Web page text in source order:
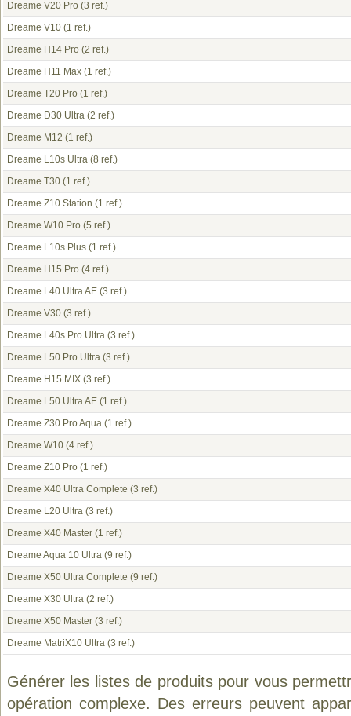
Dreame V20 Pro (3 ref.)
Dreame V10 (1 ref.)
Dreame H14 Pro (2 ref.)
Dreame H11 Max (1 ref.)
Dreame T20 Pro (1 ref.)
Dreame D30 Ultra (2 ref.)
Dreame M12 (1 ref.)
Dreame L10s Ultra (8 ref.)
Dreame T30 (1 ref.)
Dreame Z10 Station (1 ref.)
Dreame W10 Pro (5 ref.)
Dreame L10s Plus (1 ref.)
Dreame H15 Pro (4 ref.)
Dreame L40 Ultra AE (3 ref.)
Dreame V30 (3 ref.)
Dreame L40s Pro Ultra (3 ref.)
Dreame L50 Pro Ultra (3 ref.)
Dreame H15 MIX (3 ref.)
Dreame L50 Ultra AE (1 ref.)
Dreame Z30 Pro Aqua (1 ref.)
Dreame W10 (4 ref.)
Dreame Z10 Pro (1 ref.)
Dreame X40 Ultra Complete (3 ref.)
Dreame L20 Ultra (3 ref.)
Dreame X40 Master (1 ref.)
Dreame Aqua 10 Ultra (9 ref.)
Dreame X50 Ultra Complete (9 ref.)
Dreame X30 Ultra (2 ref.)
Dreame X50 Master (3 ref.)
Dreame MatriX10 Ultra (3 ref.)
Générer les listes de produits pour vous
opération complexe. Des erreurs peuvent